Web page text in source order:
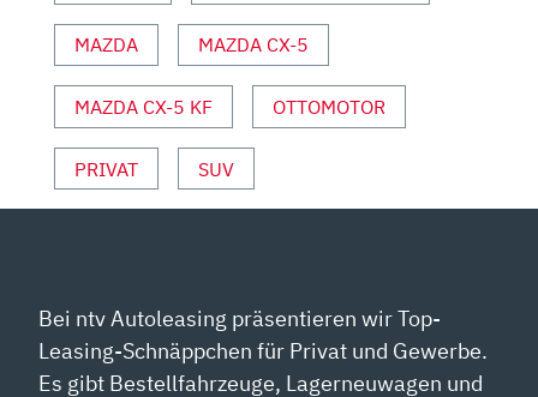
MIT
ROLF
KLEIN“
VON
YOUTUBE
ANZEIGEN
MAZDA MAZDA CX-5
MAZDA CX-5 KF OTTOMOTOR
PRIVAT SUV
Bei ntv Autoleasing präsentieren wir Top-
Leasing-Schnäppchen für Privat und Gewerbe.
Es gibt Bestellfahrzeuge, Lagerneuwagen und